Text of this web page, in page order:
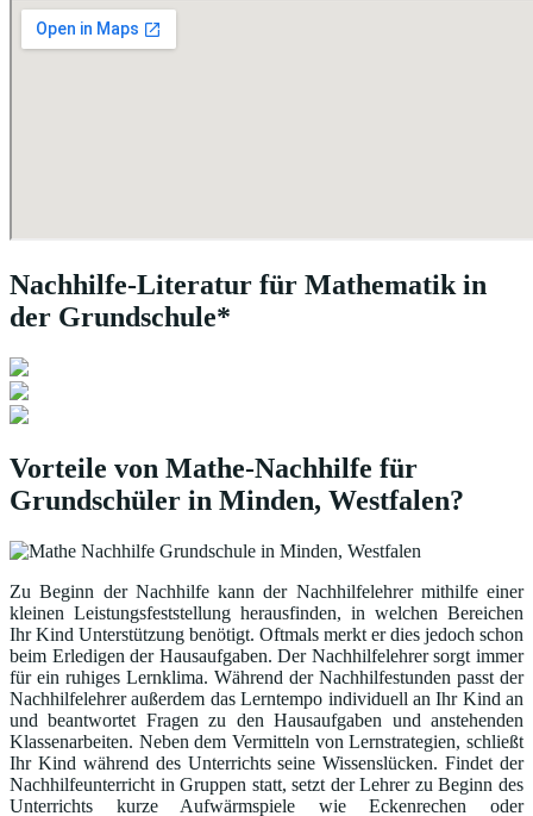
Nachhilfe-Literatur für Mathematik in
der Grundschule*
Vorteile von Mathe-Nachhilfe für
Grundschüler in Minden, Westfalen?
Zu Beginn der Nachhilfe kann der Nachhilfelehrer mithilfe einer
kleinen Leistungsfeststellung herausfinden, in welchen Bereichen
Ihr Kind Unterstützung benötigt. Oftmals merkt er dies jedoch schon
beim Erledigen der Hausaufgaben. Der Nachhilfelehrer sorgt immer
für ein ruhiges Lernklima. Während der Nachhilfestunden passt der
Nachhilfelehrer außerdem das Lerntempo individuell an Ihr Kind an
und beantwortet Fragen zu den Hausaufgaben und anstehenden
Klassenarbeiten. Neben dem Vermitteln von Lernstrategien, schließt
Ihr Kind während des Unterrichts seine Wissenslücken. Findet der
Nachhilfeunterricht in Gruppen statt, setzt der Lehrer zu Beginn des
Unterrichts kurze Aufwärmspiele wie Eckenrechen oder